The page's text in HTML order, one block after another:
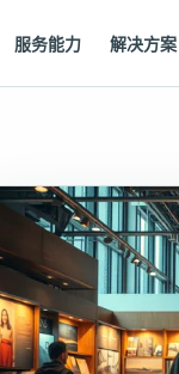
服务能力 解决方案